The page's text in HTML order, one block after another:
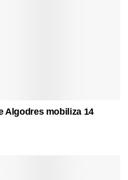
Algodres mobiliza 14